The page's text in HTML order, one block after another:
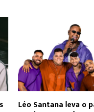
Léo Santana leva o